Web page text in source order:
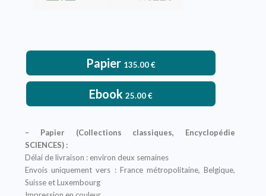
Papier 135.00€
Ebook25.00€
– Papier (Collections classiques, Encyclopédie
SCIENCES) :
Délai de livraison : environ deux semaines
Envois uniquement vers : France métropolitaine, Belgique,
Suisse et Luxembourg